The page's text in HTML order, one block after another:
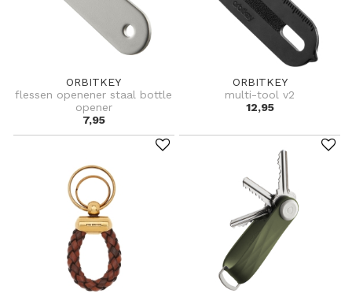
ORBITKEY
flessen openener staal bottle
opener
7,95
ORBITKEY
multi-tool v2
12,95